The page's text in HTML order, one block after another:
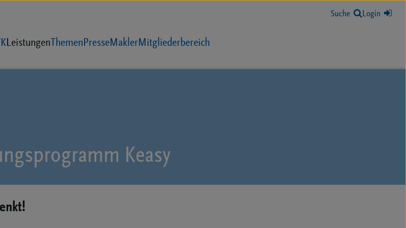
Leistungen ThemenPresseMaklerMitgliederbereich
Suche Login
Keasy